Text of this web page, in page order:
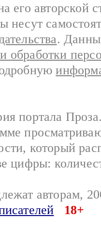
его авторской
несут
.
обработки
портала
который
цифры:
авторам,
18+